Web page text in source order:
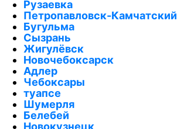
Рузаевка
Петропавловск-Камчатский
Бугульма
Сызрань
Жигулёвск
Новочебоксарск
Адлер
Чебоксары
туапсе
Шумерля
Белебей
Новокузнецк